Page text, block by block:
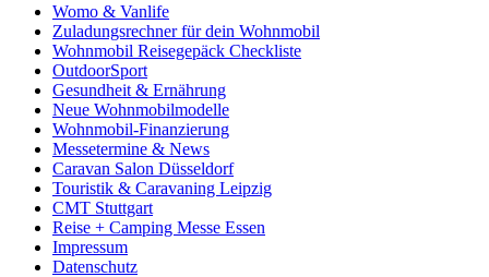
Womo & Vanlife
Zuladungsrechner für dein Wohnmobil
Wohnmobil Reisegepäck Checkliste
OutdoorSport
Gesundheit & Ernährung
Neue Wohnmobilmodelle
Wohnmobil-Finanzierung
Messetermine & News
Caravan Salon Düsseldorf
Touristik & Caravaning Leipzig
CMT Stuttgart
Reise + Camping Messe Essen
Impressum
Datenschutz